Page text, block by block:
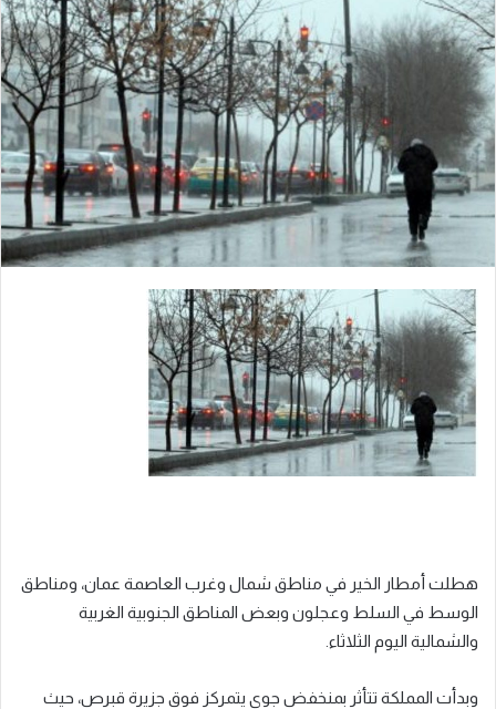
هطلت أمطار الخير في مناطق شمال وغرب العاصمة عمان، ومناطق
الوسط في السلط وعجلون وبعض المناطق الجنوبية الغربية
والشمالية اليوم الثلاثاء.
وبدأت المملكة تتأثر بمنخفض جوي يتمركز فوق جزيرة قبرص، حيث